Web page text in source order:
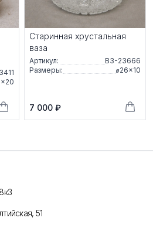
Старинная хрустальная
ваза
Артикул:
ВЗ-23666
Размеры:
⌀26×10
7 000 ₽
51